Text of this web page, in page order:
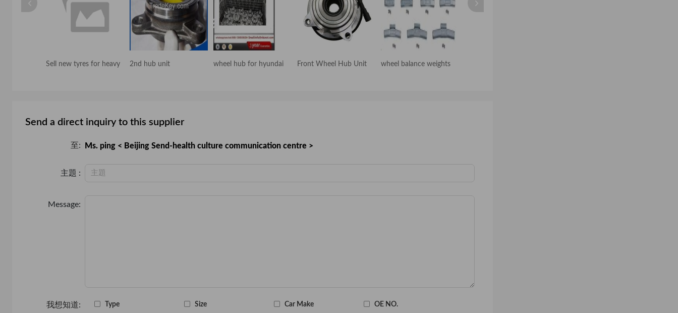
Sell new tyres for heavy 2nd hub unit wheel hub for hyundai Front Wheel Hub Unit wheel balance weights
Send a direct inquiry to this supplier
至: Ms. ping < Beijing Send-health culture communication centre >
主題 :
Message:
我想知道: Type Size Car Make OE NO.